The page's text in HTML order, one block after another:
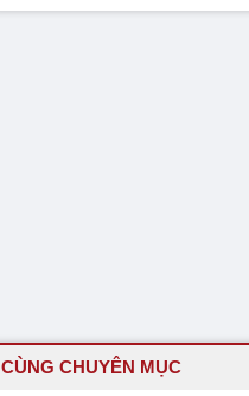
CÙNG CHUYÊN MỤC